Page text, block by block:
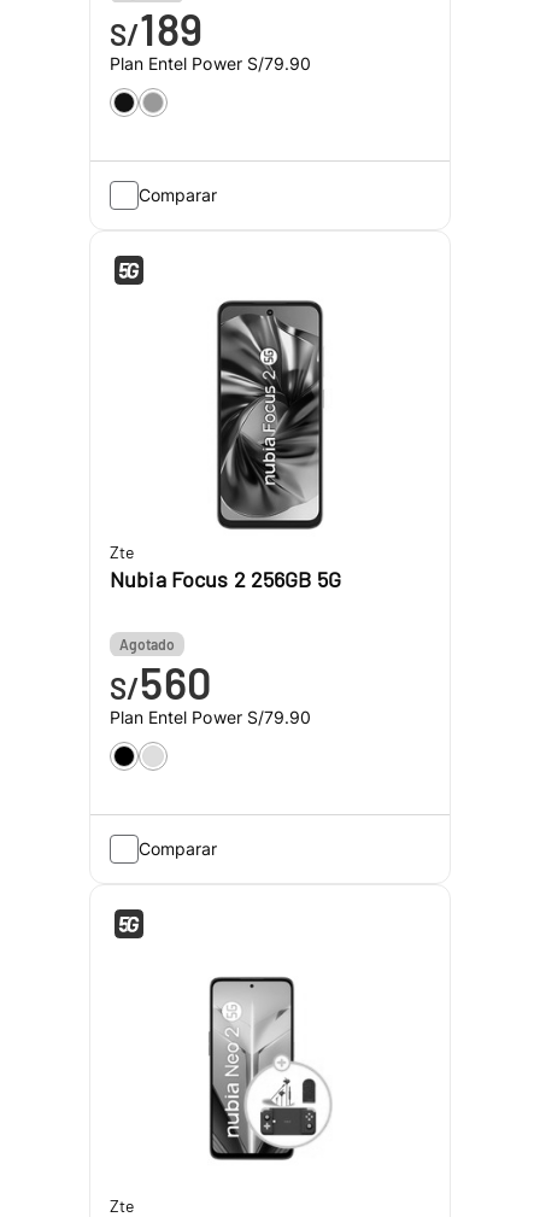
S/189
Plan Entel Power S/79.90
Comparar
Zte
Nubia Focus 2 256GB 5G
Agotado
S/560
Plan Entel Power S/79.90
Comparar
Zte